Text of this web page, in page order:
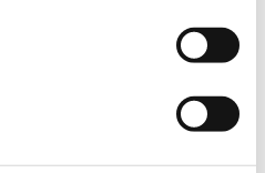
maten
LACOSTE SLIM FIT WIT
POLO GROEN KROKODIL
€110,00€95,00